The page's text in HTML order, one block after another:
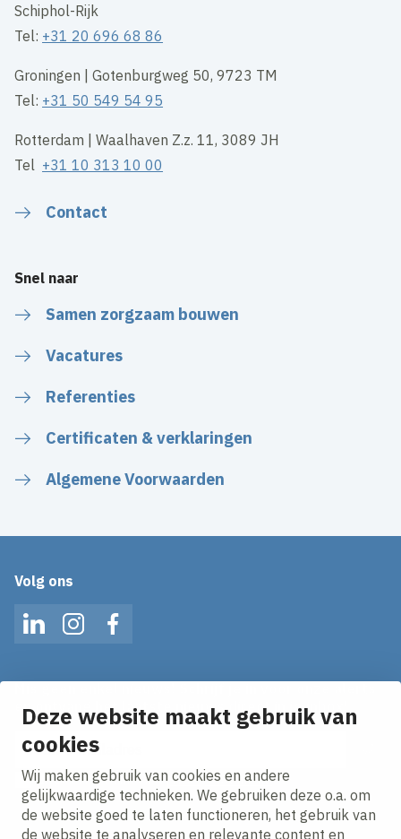
Deze website maakt gebruik van
cookies
Wij maken gebruik van cookies en andere
gelijkwaardige technieken. We gebruiken deze o.a. om
de website goed te laten functioneren, het gebruik van
de website te analyseren en relevante content en
Schiphol-Rijk
Tel: +31 20 696 68 86
Groningen | Gotenburgweg 50, 9723 TM
Tel: +31 50 549 54 95
Rotterdam | Waalhaven Z.z. 11, 3089 JH
Tel +31 10 313 10 00
Contact
Snel naar
Samen zorgzaam bouwen
Vacatures
Referenties
Certificaten & verklaringen
Algemene Voorwaarden
Volg ons
LinkedInInstagramFacebook
en ontvang het laatste nieuws direct in je inbox!
E-mailadres
Ik ga akkoord met hetprivacy statement.